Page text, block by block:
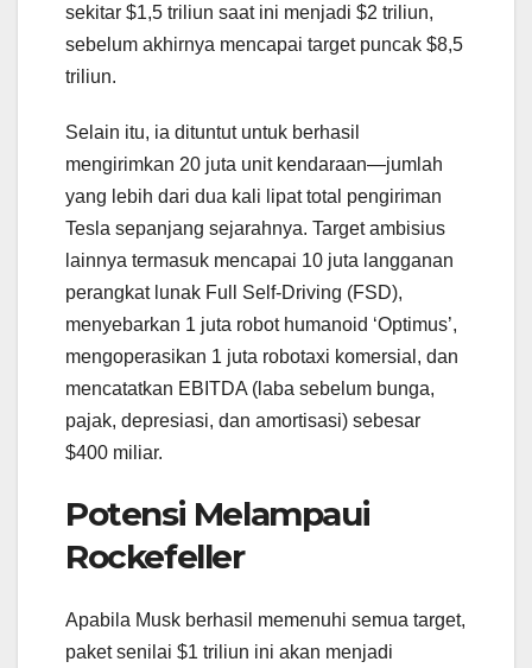
sekitar $1,5 triliun saat ini menjadi $2 triliun,
sebelum akhirnya mencapai target puncak $8,5
triliun.
Selain itu, ia dituntut untuk berhasil
mengirimkan 20 juta unit kendaraan—jumlah
yang lebih dari dua kali lipat total pengiriman
Tesla sepanjang sejarahnya. Target ambisius
lainnya termasuk mencapai 10 juta langganan
perangkat lunak Full Self-Driving (FSD),
menyebarkan 1 juta robot humanoid ‘Optimus’,
mengoperasikan 1 juta robotaxi komersial, dan
mencatatkan EBITDA (laba sebelum bunga,
pajak, depresiasi, dan amortisasi) sebesar
$400 miliar.
Potensi Melampaui
Rockefeller
Apabila Musk berhasil memenuhi semua target,
paket senilai $1 triliun ini akan menjadi